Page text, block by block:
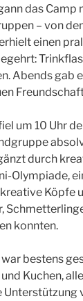
das Camp
– von
einen
Abends gab
um 10 Uhr
durch
Olympiade,
Köpfe
konnten.
bestens
Kuchen,
Unterstützung